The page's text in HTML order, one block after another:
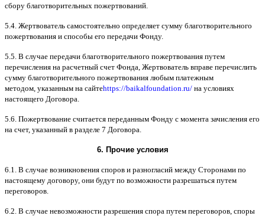
сбору благотворительных пожертвований
5.4. Жертвователь самостоятельно определяет сумму благотворительного
пожертвования и способы его передачи Фонду.
5.5. B случае передачи благотворительного пожертвования путем
перечисления на расчетный счет Фонда Жертвователь вправе перечислить
сумму благотворительного пожертвования любым платежным
методом указанным на сайтеhttps://baikalfoundation.ru/ на условиях
настоящего Договора
5.6. Пожертвование считается переданным Фонду с момента зачисления его
на счет, указанный в разделе 7 Договора
6. Прочие условия
6.1. B случае возникновения споров и разногласий между Сторонами по
настоящему договору, они будут по возможности разрешаться путем
переговоров
6.2. B случае невозможности разрешения спора путем переговоров споры